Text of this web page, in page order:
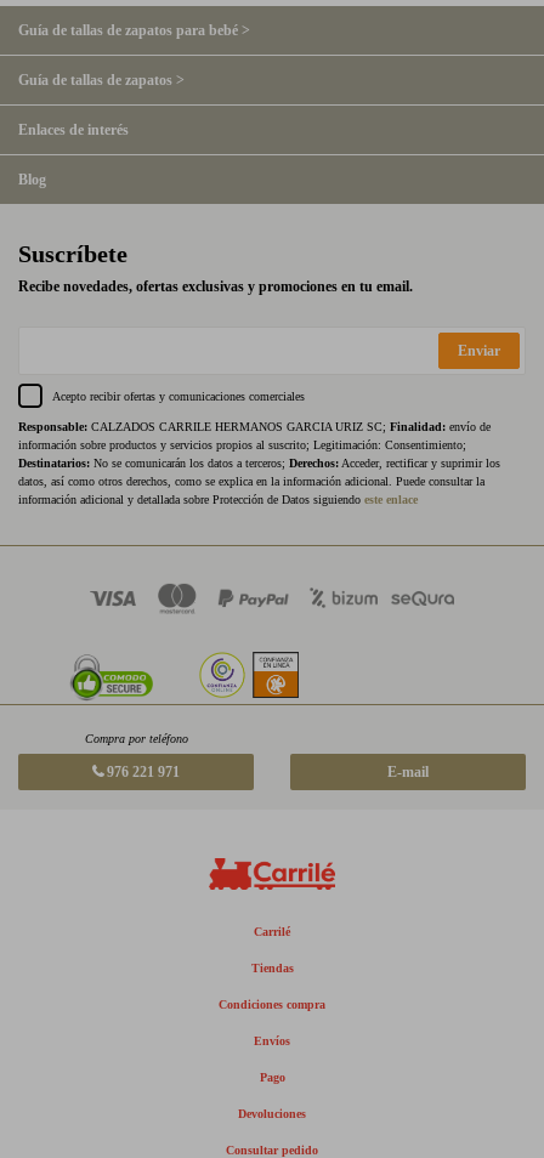
Guía de tallas de zapatos para bebé >
Guía de tallas de zapatos >
Enlaces de interés
Blog
Suscríbete
Recibe novedades, ofertas exclusivas y promociones en tu email.
Enviar
Acepto recibir ofertas y comunicaciones comerciales
Responsable: CALZADOS CARRILE HERMANOS GARCIA URIZ SC; Finalidad: envío de
información sobre productos y servicios propios al suscrito; Legitimación: Consentimiento;
Destinatarios: No se comunicarán los datos a terceros; Derechos: Acceder, rectificar y suprimir los
datos, así como otros derechos, como se explica en la información adicional. Puede consultar la
información adicional y detallada sobre Protección de Datos siguiendo este enlace
Compra por teléfono
976 221 971 E-mail
Carrilé
Tiendas
Condiciones compra
Envíos
Pago
Devoluciones
Consultar pedido